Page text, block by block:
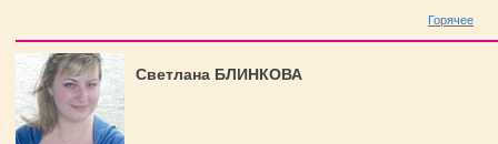
Горячее
Светлана БЛИНКОВА